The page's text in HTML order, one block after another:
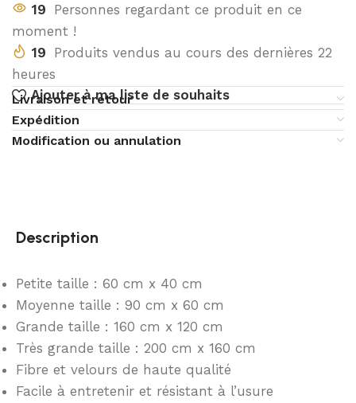
19 Personnes regardant ce produit en ce
moment !
19 Produits vendus au cours des dernières 22
heures
Ajouter à ma liste de souhaits
Livraison et retour
Expédition
Modification ou annulation
Description
Petite taille : 60 cm x 40 cm
Moyenne taille : 90 cm x 60 cm
Grande taille : 160 cm x 120 cm
Très grande taille : 200 cm x 160 cm
Fibre et velours de haute qualité
Facile à entretenir et résistant à l’usure